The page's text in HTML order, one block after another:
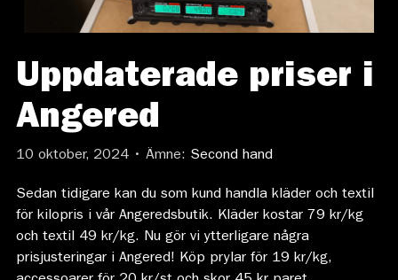
Uppdaterade priser i
Angered
10 oktober, 2024 • Ämne: Second hand
Sedan tidigare kan du som kund handla kläder och textil
för kilopris i vår Angeredsbutik. Kläder kostar 79 kr/kg
och textil 49 kr/kg. Nu gör vi ytterligare några
prisjusteringar i Angered! Köp prylar för 19 kr/kg,